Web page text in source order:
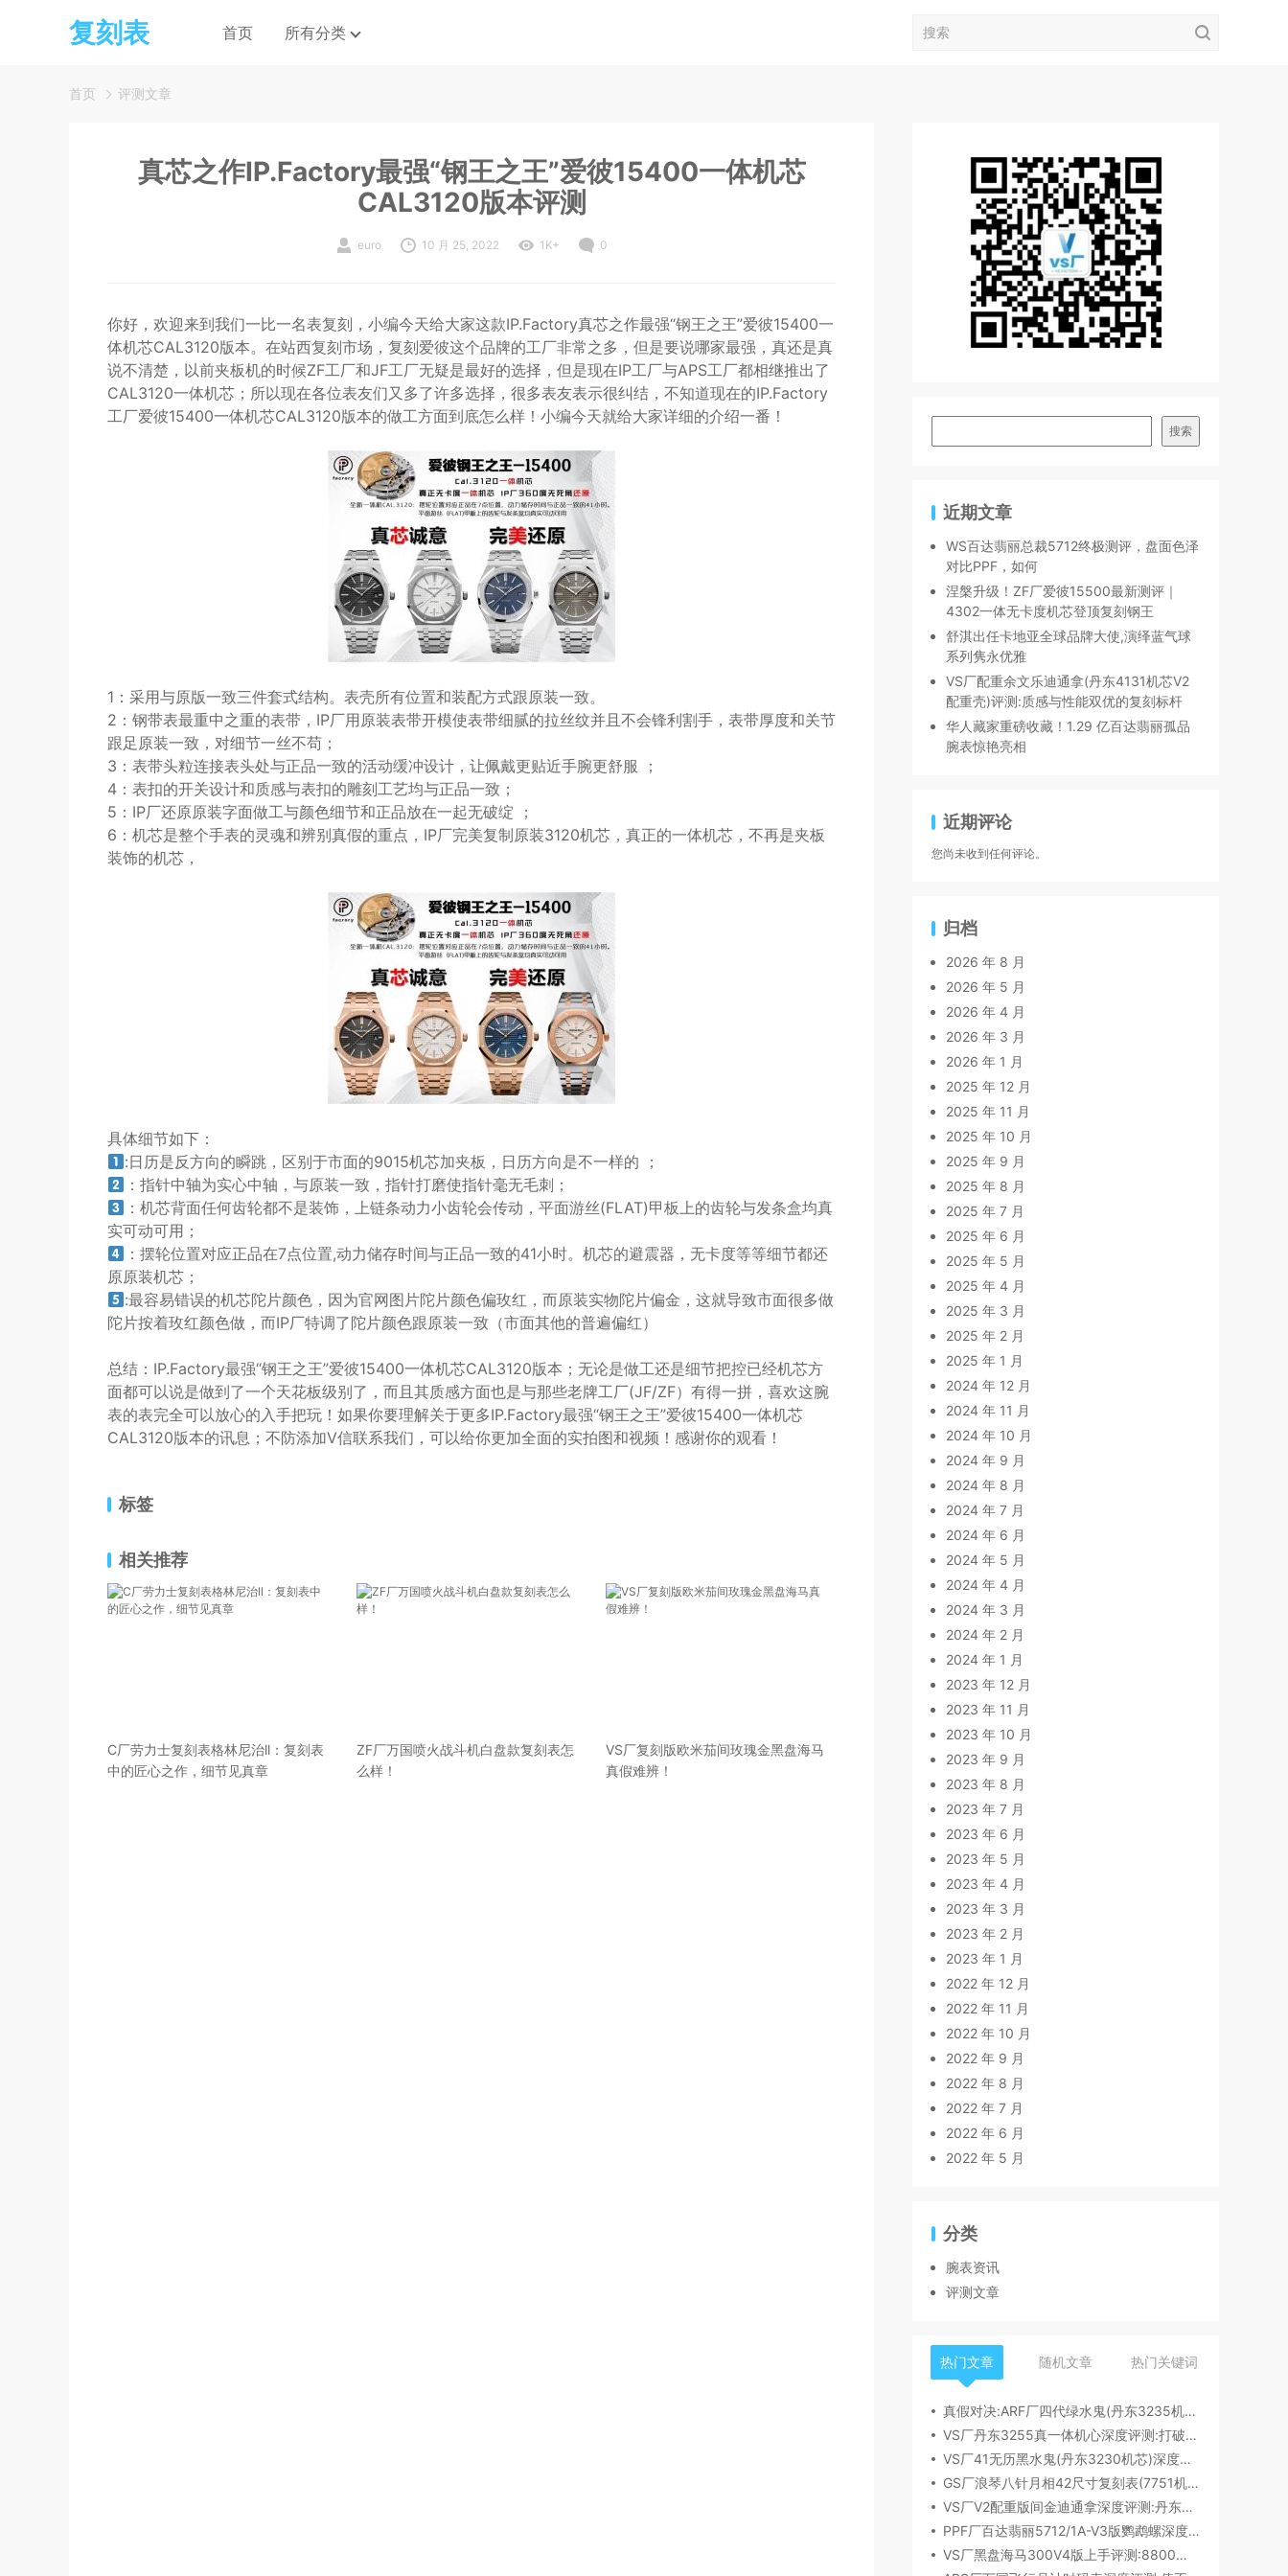
复刻表 首页 所有分类
首页 评测文章
真芯之作IP.Factory最强“钢王之王”爱彼15400一体机芯
CAL3120版本评测
euro 10 月 25, 2022 1K+ 0
你好，欢迎来到我们一比一名表复刻，小编今天给大家这款IP.Factory真芯之作最强“钢王之王”爱彼15400一
体机芯CAL3120版本。在站西复刻市场，复刻爱彼这个品牌的工厂非常之多，但是要说哪家最强，真还是真
说不清楚，以前夹板机的时候ZF工厂和JF工厂无疑是最好的选择，但是现在IP工厂与APS工厂都相继推出了
CAL3120一体机芯；所以现在各位表友们又多了许多选择，很多表友表示很纠结，不知道现在的IP.Factory
工厂爱彼15400一体机芯CAL3120版本的做工方面到底怎么样！小编今天就给大家详细的介绍一番！
1：采用与原版一致三件套式结构。表壳所有位置和装配方式跟原装一致。
2：钢带表最重中之重的表带，IP厂用原装表带开模使表带细腻的拉丝纹并且不会锋利割手，表带厚度和关节
跟足原装一致，对细节一丝不苟；
3：表带头粒连接表头处与正品一致的活动缓冲设计，让佩戴更贴近手腕更舒服 ；
4：表扣的开关设计和质感与表扣的雕刻工艺均与正品一致；
5：IP厂还原原装字面做工与颜色细节和正品放在一起无破绽 ；
6：机芯是整个手表的灵魂和辨别真假的重点，IP厂完美复制原装3120机芯，真正的一体机芯，不再是夹板
装饰的机芯，
具体细节如下：
:日历是反方向的瞬跳，区别于市面的9015机芯加夹板，日历方向是不一样的 ；
：指针中轴为实心中轴，与原装一致，指针打磨使指针毫无毛刺；
：机芯背面任何齿轮都不是装饰，上链条动力小齿轮会传动，平面游丝(FLAT)甲板上的齿轮与发条盒均真
实可动可用；
：摆轮位置对应正品在7点位置,动力储存时间与正品一致的41小时。机芯的避震器，无卡度等等细节都还
原原装机芯；
:最容易错误的机芯陀片颜色，因为官网图片陀片颜色偏玫红，而原装实物陀片偏金，这就导致市面很多做
陀片按着玫红颜色做，而IP厂特调了陀片颜色跟原装一致（市面其他的普遍偏红）
总结：IP.Factory最强“钢王之王”爱彼15400一体机芯CAL3120版本；无论是做工还是细节把控已经机芯方
面都可以说是做到了一个天花板级别了，而且其质感方面也是与那些老牌工厂(JF/ZF）有得一拼，喜欢这腕
表的表完全可以放心的入手把玩！如果你要理解关于更多IP.Factory最强“钢王之王”爱彼15400一体机芯
CAL3120版本的讯息；不防添加V信联系我们，可以给你更加全面的实拍图和视频！感谢你的观看！
标签
相关推荐
C厂劳力士复刻表格林尼治ll：复刻表
中的匠心之作，细节见真章
ZF厂万国喷火战斗机白盘款复刻表怎
么样！
VS厂复刻版欧米茄间玫瑰金黑盘海马
真假难辨！
搜索
近期文章
WS百达翡丽总裁5712终极测评，盘面色泽
对比PPF，如何
涅槃升级！ZF厂爱彼15500最新测评｜
4302一体无卡度机芯登顶复刻钢王
舒淇出任卡地亚全球品牌大使,演绎蓝气球
系列隽永优雅
VS厂配重余文乐迪通拿(丹东4131机芯V2
配重壳)评测:质感与性能双优的复刻标杆
华人藏家重磅收藏！1.29 亿百达翡丽孤品
腕表惊艳亮相
近期评论
您尚未收到任何评论。
归档
2026 年 8 月
2026 年 5 月
2026 年 4 月
2026 年 3 月
2026 年 1 月
2025 年 12 月
2025 年 11 月
2025 年 10 月
2025 年 9 月
2025 年 8 月
2025 年 7 月
2025 年 6 月
2025 年 5 月
2025 年 4 月
2025 年 3 月
2025 年 2 月
2025 年 1 月
2024 年 12 月
2024 年 11 月
2024 年 10 月
2024 年 9 月
2024 年 8 月
2024 年 7 月
2024 年 6 月
2024 年 5 月
2024 年 4 月
2024 年 3 月
2024 年 2 月
2024 年 1 月
2023 年 12 月
2023 年 11 月
2023 年 10 月
2023 年 9 月
2023 年 8 月
2023 年 7 月
2023 年 6 月
2023 年 5 月
2023 年 4 月
2023 年 3 月
2023 年 2 月
2023 年 1 月
2022 年 12 月
2022 年 11 月
2022 年 10 月
2022 年 9 月
2022 年 8 月
2022 年 7 月
2022 年 6 月
2022 年 5 月
分类
腕表资讯
评测文章
热门文章 随机文章 热门关键词
真假对决:ARF厂四代绿水鬼(丹东3235机芯)深度评测
VS厂丹东3255真一体机心深度评测:打破市场乱象,重塑复刻机芯新标杆​
VS厂41无历黑水鬼(丹东3230机芯)深度评测:性能与破绽全解析
GS厂浪琴八针月相42尺寸复刻表(7751机芯)细节全析
VS厂V2配重版间金迪通拿深度评测:丹东4131机芯加持下的165克精密之作​
PPF厂百达翡丽5712/1A-V3版鹦鹉螺深度评测:细节升级直击正品
VS厂黑盘海马300V4版上手评测:8800一体机芯加持,复刻天花板实至名归?